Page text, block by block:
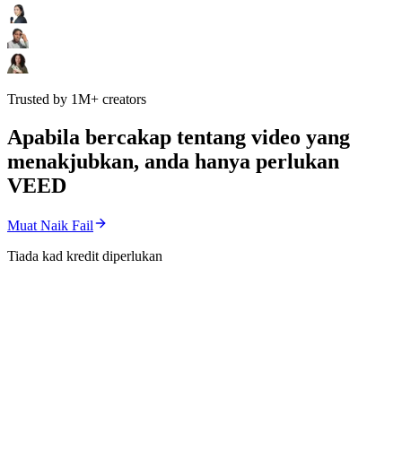
Trusted by 1M+ creators
Apabila bercakap tentang video yang
menakjubkan, anda hanya perlukan
VEED
Muat Naik Fail
Tiada kad kredit diperlukan